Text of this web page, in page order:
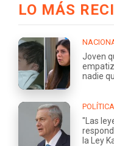
LO MÁS
Joven
nadie
POLÍTICA
"Las
la Ley